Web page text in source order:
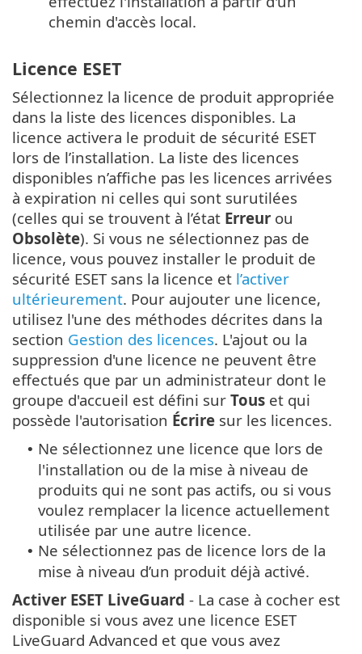
chemin d'accès local.
Licence ESET
Sélectionnez la licence de produit appropriée
dans la liste des licences disponibles. La
licence activera le produit de sécurité ESET
lors de l’installation. La liste des licences
disponibles n’affiche pas les licences arrivées
à expiration ni celles qui sont surutilées
(celles qui se trouvent à l’état Erreur ou
Obsolète). Si vous ne sélectionnez pas de
licence, vous pouvez installer le produit de
sécurité ESET sans la licence et l’activer
ultérieurement. Pour aujouter une licence,
utilisez l'une des méthodes décrites dans la
section Gestion des licences. L'ajout ou la
suppression d'une licence ne peuvent être
effectués que par un administrateur dont le
groupe d'accueil est défini sur Tous et qui
possède l'autorisation Écrire sur les licences.
• Ne sélectionnez une licence que lors de
l'installation ou de la mise à niveau de
produits qui ne sont pas actifs, ou si vous
voulez remplacer la licence actuellement
utilisée par une autre licence.
• Ne sélectionnez pas de licence lors de la
mise à niveau d’un produit déjà activé.
Activer ESET LiveGuard - La case à cocher est
disponible si vous avez une licence ESET
LiveGuard Advanced et que vous avez